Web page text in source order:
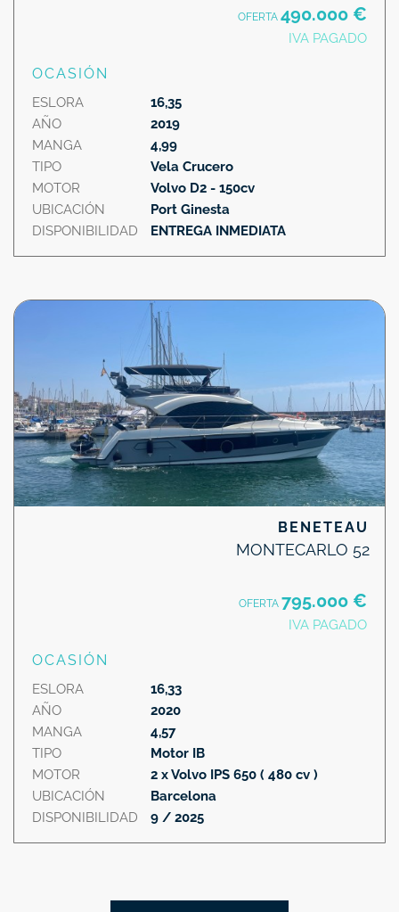
OFERTA 490.000 €
IVA PAGADO
OCASIÓN
ESLORA
AÑO
MANGA
TIPO
MOTOR
UBICACIÓN
DISPONIBILIDAD
16,35
2019
4,99
Vela Crucero
Volvo D2 - 150cv
Port Ginesta
ENTREGA INMEDIATA
BENETEAU
MONTECARLO 52
OFERTA 795.000 €
IVA PAGADO
OCASIÓN
ESLORA
AÑO
MANGA
TIPO
MOTOR
UBICACIÓN
DISPONIBILIDAD
16,33
2020
4,57
Motor IB
2 x Volvo IPS 650 ( 480 cv )
Barcelona
9 / 2025